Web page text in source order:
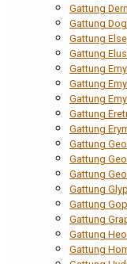
Gattung
Gattung
Gattung
Gattung
Gattung
Gattung
Gattung
Gattung
Gattung
Gattung
Gattung
Gattung
Gattung
Gattung
Gattung
Gattung
Gattung